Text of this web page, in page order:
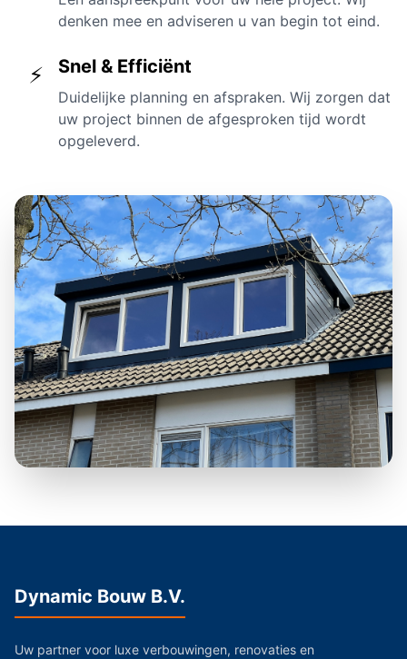
denken mee en adviseren u van begin tot eind.
⚡ Snel & Efficiënt
Duidelijke planning en afspraken. Wij zorgen dat
uw project binnen de afgesproken tijd wordt
opgeleverd.
Dynamic Bouw B.V.
Uw partner voor luxe verbouwingen, renovaties en